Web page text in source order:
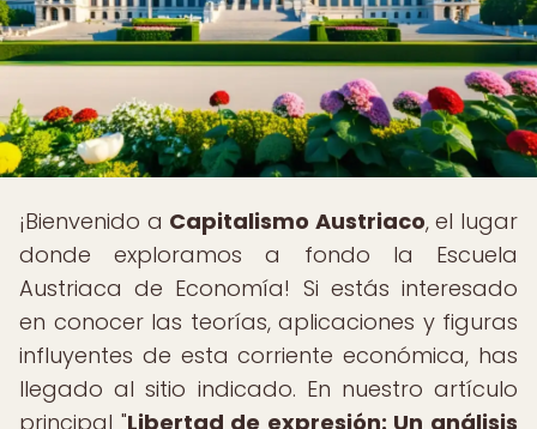
¡Bienvenido a Capitalismo Austriaco, el lugar
donde exploramos a fondo la Escuela
Austriaca de Economía! Si estás interesado
en conocer las teorías, aplicaciones y figuras
influyentes de esta corriente económica, has
llegado al sitio indicado. En nuestro artículo
principal "Libertad de expresión: Un análisis